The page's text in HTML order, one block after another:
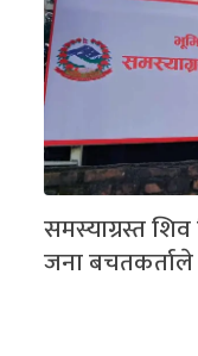
समस्याग्रस्त
जना बचतकर्ताले